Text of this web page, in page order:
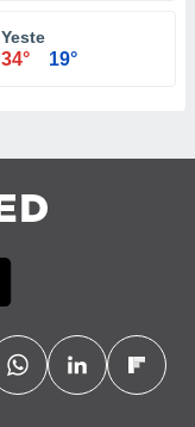
Yeste
34° 19°